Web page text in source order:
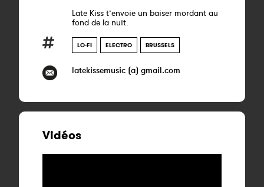
Late Kiss t’envoie un baiser mordant au
fond de la nuit.
LO-FI ELECTRO BRUSSELS
latekissemusic (a) gmail.com
Vidéos